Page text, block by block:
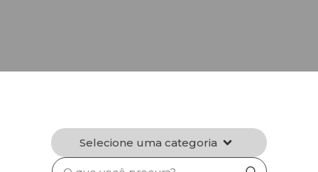
Selecione uma categoria
Search